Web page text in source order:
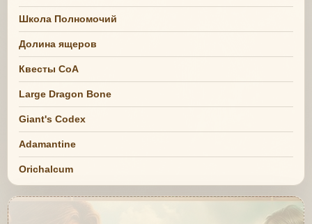
Школа Полномочий
Долина ящеров
Квесты СоА
Large Dragon Bone
Giant's Codex
Adamantine
Orichalcum